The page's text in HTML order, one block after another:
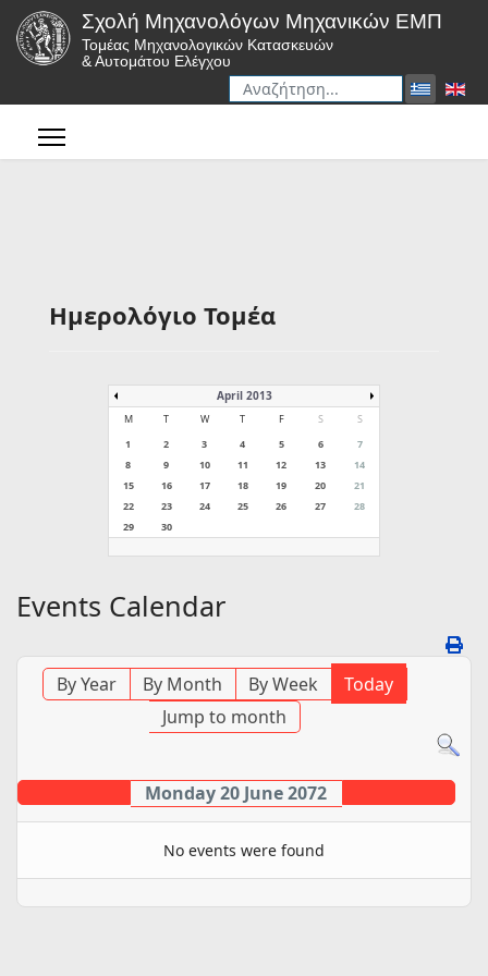
Σχολή Μηχανολόγων Μηχανικών ΕΜΠ
Τομέας Μηχανολογικών Κατασκευών
& Αυτομάτου Ελέγχου
Αναζήτηση
Ημερολόγιο Τομέα
April 2013
M T W T F S
S
1
2 3 4 5 6
7
8
9 10 11 12 13
14
15
16 17 18 19 20
21
22
23 24 25 26 27
28
29
30
Events Calendar
By Year By Month By Week
Today
Jump to month
Monday 20 June 2072
No events were found